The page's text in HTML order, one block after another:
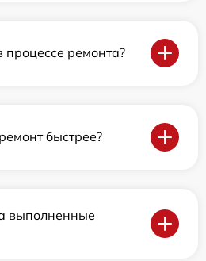
процессе ремонта?
быстрее?
выполненные